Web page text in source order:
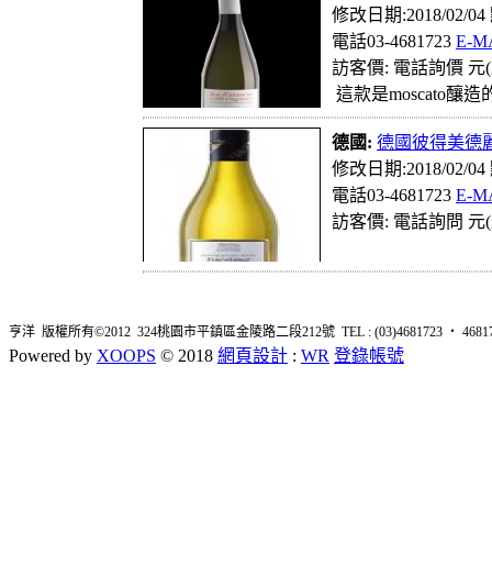
修改日期:2018/02/04
電話03-4681723 E-
訪客價: 電話詢價 元(
這款是moscato釀
德國: 德國彼得美德
修改日期:2018/02/04
電話03-4681723 E-
訪客價: 電話詢問 元(
亨洋 版權所有©2012 324桃園市平鎮區金陵路二段212號 TEL : (03)4681723 ‧
Powered by XOOPS © 2018 網頁設計 : WR 登錄帳號